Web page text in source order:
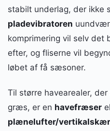
stabilt underlag, der ikke
pladevibratoren
komprimering vil selv det
efter, og fliserne vil
løbet af få sæsoner.
Til større havearealer,
græs, er en havefræser
plænelufter/